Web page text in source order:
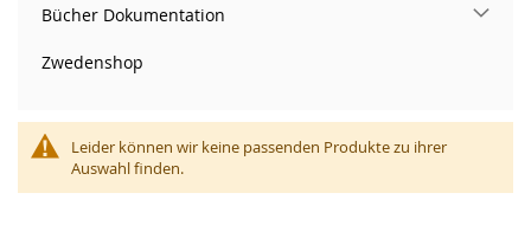
Leider können wir keine passenden Produkte zu ihrer
Auswahl finden.
Bücher Dokumentation
Zwedenshop